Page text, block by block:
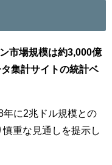
市場規模は約3,000億
集計サイトの統計ベ
年に2兆ドル規模との
重な見通しを提示し